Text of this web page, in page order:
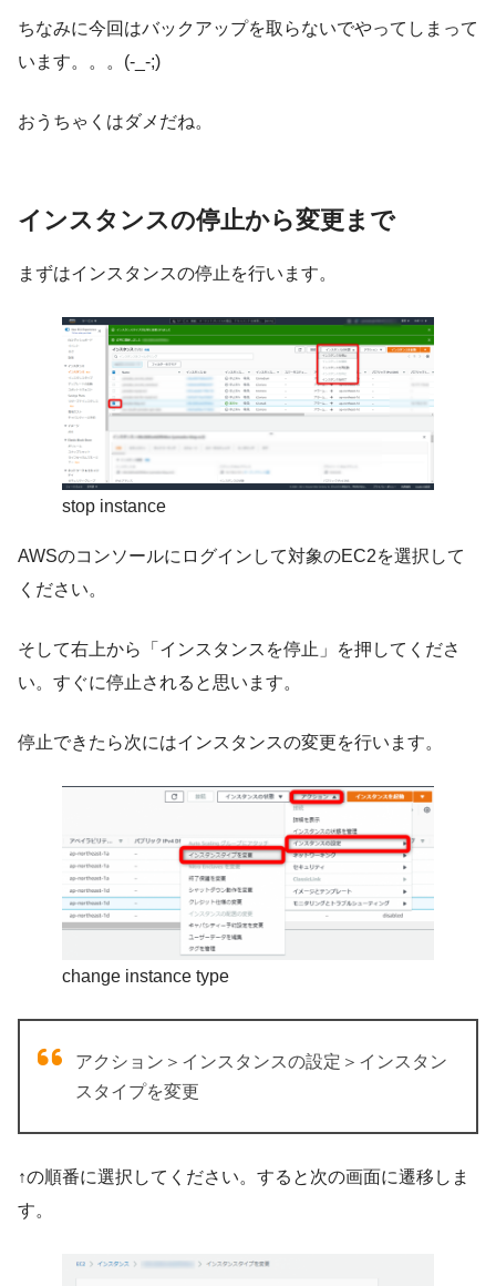
ちなみに今回はバックアップを取らないでやってしまって
います。。。(-_-;)
おうちゃくはダメだね。
インスタンスの停止から変更まで
まずはインスタンスの停止を行います。
stop instance
AWSのコンソールにログインして対象のEC2を選択して
ください。
そして右上から「インスタンスを停止」を押してくださ
い。すぐに停止されると思います。
停止できたら次にはインスタンスの変更を行います。
change instance type
アクション＞インスタンスの設定＞インスタン
スタイプを変更
↑の順番に選択してください。すると次の画面に遷移しま
す。